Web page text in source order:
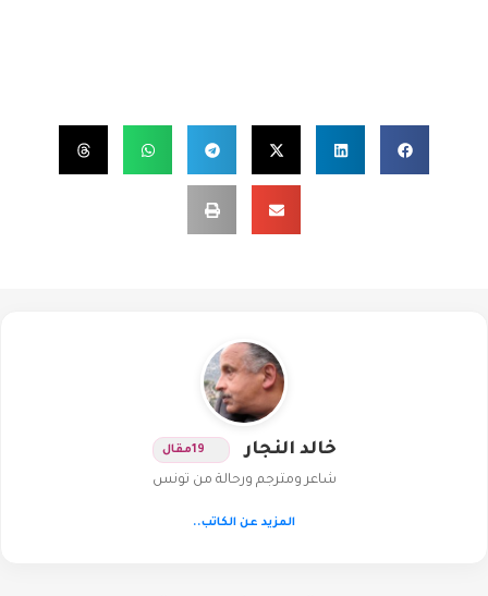
خالد النجار 19مقال
شاعر ومترجم ورحالة من تونس
المزيد عن الكاتب..